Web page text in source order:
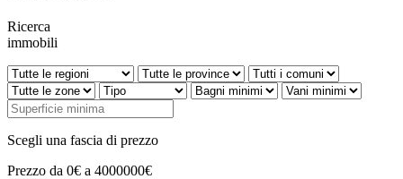
Ricerca
immobili
Scegli una fascia di prezzo
Prezzo da 0€ a 4000000€